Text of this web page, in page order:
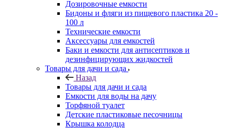
Дозировочные емкости
Бидоны и фляги из пищевого пластика 20 -
100 л
Технические емкости
Аксессуары для емкостей
Баки и емкости для антисептиков и
дезинфицирующих жидкостей
Товары для дачи и сада
Назад
Товары для дачи и сада
Емкости для воды на дачу
Торфяной туалет
Детские пластиковые песочницы
Крышка колодца